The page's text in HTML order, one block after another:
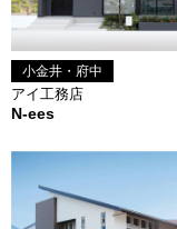
小金井・府中
アイ工務店
N-ees